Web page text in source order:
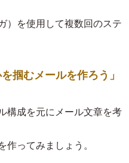
）を使用して複数回のステ
掴むメールを作ろう」
構成を元にメール文章を考
ってみましょう。